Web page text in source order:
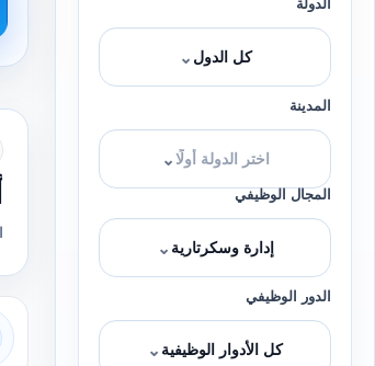
الدولة
كل الدول ⌄
المدينة
اختر الدولة أولًا⌄
المجال الوظيفي
إدارة وسكرتارية ⌄
الدور الوظيفي
كل الأدوار الوظيفية ⌄